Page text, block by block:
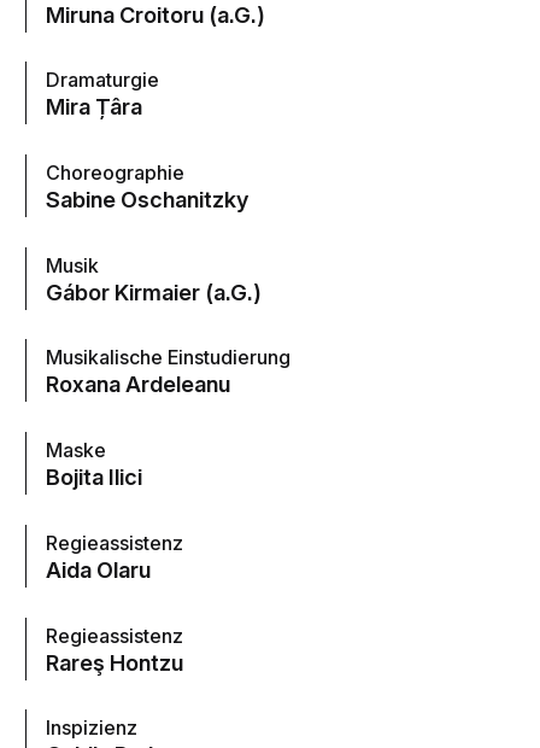
Miruna Croitoru (a.G.)
Dramaturgie
Mira Țâra
Choreographie
Sabine Oschanitzky
Musik
Gábor Kirmaier (a.G.)
Musikalische Einstudierung
Roxana Ardeleanu
Maske
Bojita Ilici
Regieassistenz
Aida Olaru
Regieassistenz
Rareş Hontzu
Inspizienz